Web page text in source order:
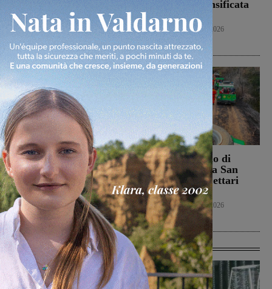
“Montevarchi è sulla
giusta strada di un
aumento dei parti”
Politica 8 Agosto 2026
provincia: intensificata
l’attività
Cronaca 8 Agosto 2026
Campionato nazionale
Juniores, girone
interamente toscano per
Terranuova Traiana e
Montevarchi
Calcio Giovanili 8 Agosto 2026
Bucine, incendio di
oliveta e bosco a San
Pancrazio. Tre ettari
l’area bruciata
Cronaca 7 Agosto 2026
Ultime Calcio